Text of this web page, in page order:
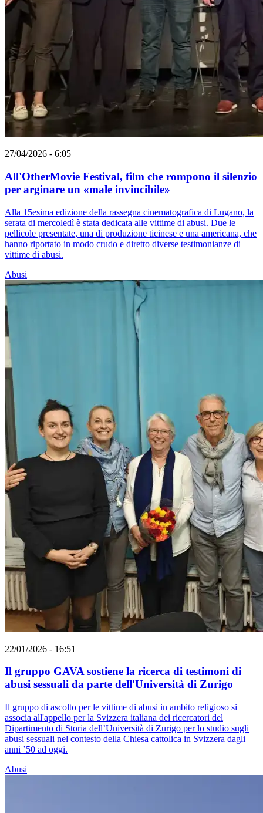
27/04/2026 - 6:05
All'OtherMovie Festival, film che rompono il silenzio
per arginare un «male invincibile»
Alla 15esima edizione della rassegna cinematografica di Lugano, la
serata di mercoledì è stata dedicata alle vittime di abusi. Due le
pellicole presentate, una di produzione ticinese e una americana, che
hanno riportato in modo crudo e diretto diverse testimonianze di
vittime di abusi.
Abusi
22/01/2026 - 16:51
Il gruppo GAVA sostiene la ricerca di testimoni di
abusi sessuali da parte dell'Università di Zurigo
Il gruppo di ascolto per le vittime di abusi in ambito religioso si
associa all'appello per la Svizzera italiana dei ricercatori del
Dipartimento di Storia dell’Università di Zurigo per lo studio sugli
abusi sessuali nel contesto della Chiesa cattolica in Svizzera dagli
anni ’50 ad oggi.
Abusi